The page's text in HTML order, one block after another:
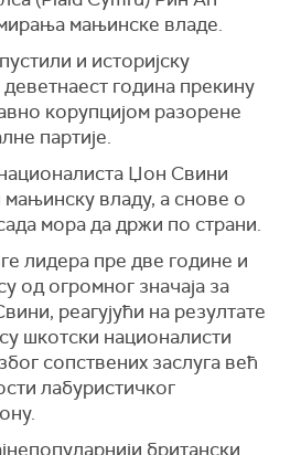
мањинске владе.
и историјску
година прекину
корупцијом разорене
партије.
Џон Свини
владу, а снове о
мора да држи по страни.
лидера пре две године и
од огромног значаја за
реагујући на резултате
шкотски националисти
сопствених заслуга већ
лабуристичког
британски